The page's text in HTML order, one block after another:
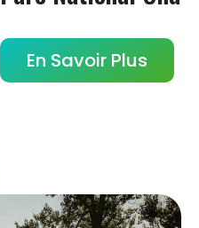
En Savoir Plus